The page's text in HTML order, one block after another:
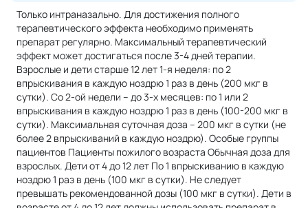
Только интраназально. Для достижения полного
терапевтического эффекта необходимо применять
препарат регулярно. Максимальный терапевтический
эффект может достигаться после 3-4 дней терапии.
Взрослые и дети старше 12 лет 1-я неделя: по 2
впрыскивания в каждую ноздрю 1 раз в день (200 мкг в
сутки). Со 2-ой недели – до 3-х месяцев: по 1 или 2
впрыскивания в каждую ноздрю 1 раз в день (100-200 мкг в
сутки). Максимальная суточная доза – 200 мкг в сутки (не
более 2 впрыскиваний в каждую ноздрю). Особые группы
пациентов Пациенты пожилого возраста Обычная доза для
взрослых. Дети от 4 до 12 лет По 1 впрыскиванию в каждую
ноздрю 1 раз в день (100 мкг в сутки). Не следует
превышать рекомендованной дозы (100 мкг в сутки). Дети в